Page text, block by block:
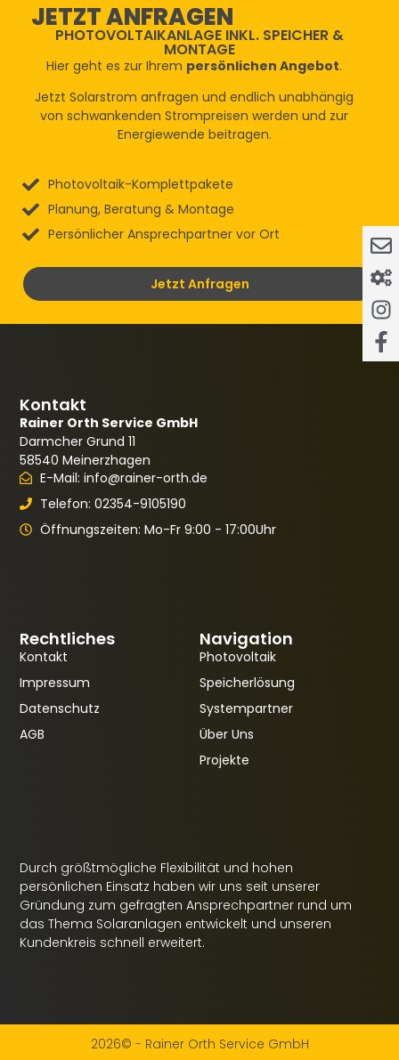
JETZT ANFRAGEN
PHOTOVOLTAIKANLAGE INKL. SPEICHER &
MONTAGE
Hier geht es zur Ihrem persönlichen Angebot.
Jetzt Solarstrom anfragen und endlich unabhängig
von schwankenden Strompreisen werden und zur
Energiewende beitragen.
Photovoltaik-Komplettpakete
Planung, Beratung & Montage
Persönlicher Ansprechpartner vor Ort
Jetzt Anfragen
Durch größtmögliche Flexibilität und hohen
persönlichen Einsatz haben wir uns seit unserer
Gründung zum gefragten Ansprechpartner rund um
das Thema Solaranlagen entwickelt und unseren
Kundenkreis schnell erweitert.
Navigation
Photovoltaik
Speicherlösung
Systempartner
Über Uns
Projekte
Rechtliches
Kontakt
Impressum
Datenschutz
AGB
Kontakt
Rainer Orth Service GmbH
Darmcher Grund 11
58540 Meinerzhagen
E-Mail: info@rainer-orth.de
Telefon: 02354-9105190
Öffnungszeiten: Mo-Fr 9:00 - 17:00Uhr
2026© - Rainer Orth Service GmbH